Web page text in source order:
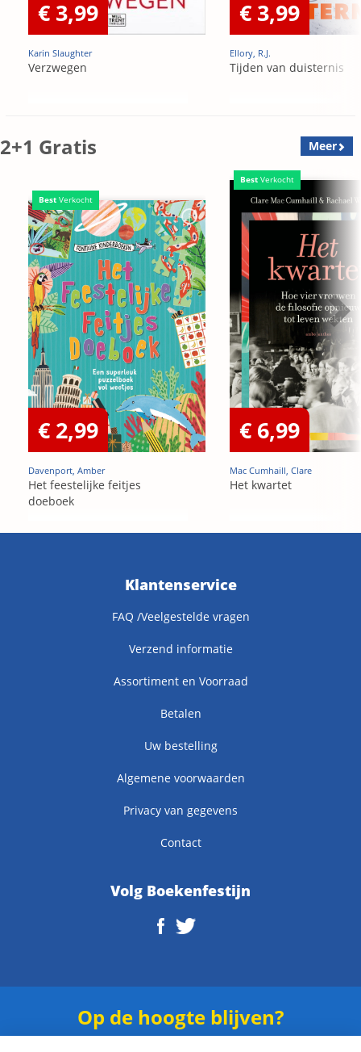
€ 3,99
Karin Slaughter
Verzwegen
€ 3,99
Ellory, R.J.
Tijden van duisternis
2+1 Gratis Meer
Best Verkocht
€ 2,99
Davenport, Amber
Het feestelijke feitjes
doeboek
Best Verkocht
€ 6,99
Mac Cumhaill, Clare
Het kwartet
Klantenservice
FAQ /Veelgestelde vragen
Verzend informatie
Assortiment en Voorraad
Betalen
Uw bestelling
Algemene voorwaarden
Privacy van gegevens
Contact
Volg Boekenfestijn
Op de hoogte blijven?